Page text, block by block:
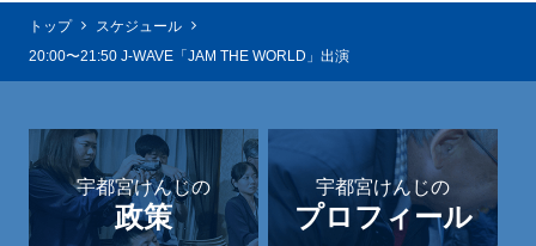
トップ
スケジュール
20:00〜21:50 J-WAVE「JAM THE WORLD」出演
宇都宮けんじの
政策
宇都宮けんじの
プロフィール